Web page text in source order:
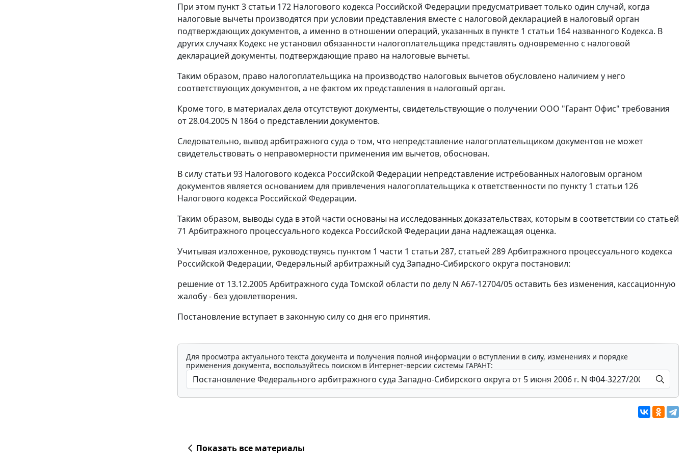
При этом пункт 3 статьи 172 Налогового кодекса Российской Федерации предусматривает только один случай, когда
налоговые вычеты производятся при условии представления вместе с налоговой декларацией в налоговый орган
подтверждающих документов, а именно в отношении операций, указанных в пункте 1 статьи 164 названного Кодекса. В
других случаях Кодекс не установил обязанности налогоплательщика представлять одновременно с налоговой
декларацией документы, подтверждающие право на налоговые вычеты.
Таким образом, право налогоплательщика на производство налоговых вычетов обусловлено наличием у него
соответствующих документов, а не фактом их представления в налоговый орган.
Кроме того, в материалах дела отсутствуют документы, свидетельствующие о получении ООО "Гарант Офис" требования
от 28.04.2005 N 1864 о представлении документов.
Следовательно, вывод арбитражного суда о том, что непредставление налогоплательщиком документов не может
свидетельствовать о неправомерности применения им вычетов, обоснован.
В силу статьи 93 Налогового кодекса Российской Федерации непредставление истребованных налоговым органом
документов является основанием для привлечения налогоплательщика к ответственности по пункту 1 статьи 126
Налогового кодекса Российской Федерации.
Таким образом, выводы суда в этой части основаны на исследованных доказательствах, которым в соответствии со статьей
71 Арбитражного процессуального кодекса Российской Федерации дана надлежащая оценка.
Учитывая изложенное, руководствуясь пунктом 1 части 1 статьи 287, статьей 289Арбитражного процессуального кодекса
Российской Федерации, Федеральный арбитражный суд Западно-Сибирского округа постановил:
решение от 13.12.2005 Арбитражного суда Томской области по делу N А67-12704/05 оставить без изменения, кассационную
жалобу - без удовлетворения.
Постановление вступает в законную силу со дня его принятия.
Для просмотра актуального текста документа и получения полной информации о вступлении в силу, изменениях и порядке
применения документа, воспользуйтесь поиском в Интернет-версии системы ГАРАНТ:
Показать все материалы